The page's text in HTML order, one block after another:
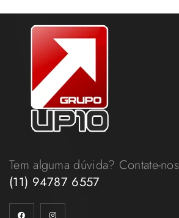
Tem alguma dúvida? Contate-nos
(11) 94787 6557